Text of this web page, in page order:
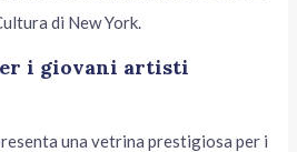
di New York.
i giovani artisti
una vetrina prestigiosa per i